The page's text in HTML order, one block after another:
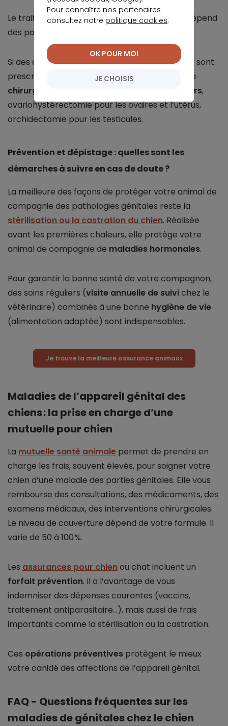
Le traitement desmaladies chez les chiens
dépend
des pathologies.
Si des antibiotiques ou des anti-inflammatoires sont
prescrits, le traitement le plus efficace reste la
chirurgie
ablation des organes reproducteurs,
ovariohystérectomie pour les ovaires et l’utérus,
orchidectomie pour les testicules.
Prévention et dépistage : quelles sont les
démarches à suivre en cas de doute ?
La meilleure des façons de protéger votre animal de
compagnie des pathologies génitales reste la
stérilisation ou la castration du chien. Réalisée
avant les premières chaleurs, elle protège votre
animal de compagnie de maladies hormonales.
Pour garantir la bonne santé de votre compagnon,
des soins réguliers (visite annuelle de suivichez le
vétérinaire) combinés à une bonne hygiène de vie
(alimentation adaptée) sont indispensables.
Je trouve la meilleure assurance animaux
Maladies de l’appareil génital des
chiens : la prise en charge d’une
mutuelle pour chien
La mutuelle santé animale permet de prendre en
charge les frais, souvent élevés, pour soigner votre
chien d’une maladie des parties génitales. Elle vous
rembourse des consultations, des médicaments, des
examens médicaux, des interventions chirurgicales.
Le niveau de couverture dépend de votre formule. Il
varie de 50 à 100 %.
Les assurances pour chienou chat incluent un
forfait prévention. Il a l’avantage de vous
indemniser des dépenses courantes (vaccins,
traitement antiparasitaire…), mais aussi de frais
importants comme la stérilisation ou la castration.
Ces opérations préventives protègent le mieux
votre canidé des affections de l’appareil génital.
FAQ - Questions fréquentes sur les
maladies de génitales chez le chien
Pour connaître nos partenaires
consultez notre politique cookies.
JE CHOISIS
OK POUR MOI